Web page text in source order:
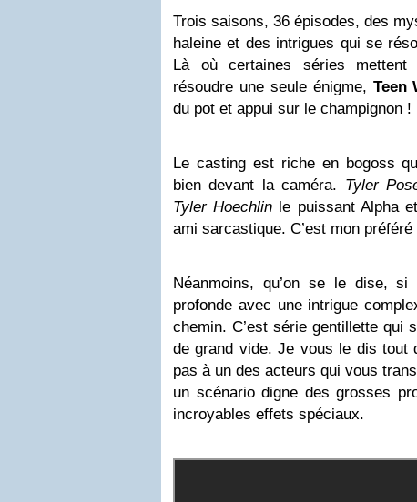
Trois saisons, 36 épisodes, des
haleine et des intrigues qui se
Là où certaines séries mettent
résoudre une seule énigme, Teen
du pot et appui sur le champignon !
Le casting est riche en bogoss
bien devant la caméra. Tyler
Tyler Hoechlin le puissant Alpha
ami sarcastique. C’est mon préféré
Néanmoins, qu’on se le dise,
profonde avec une intrigue
chemin. C’est série gentillette qui
de grand vide. Je vous le dis tout
pas à un des acteurs qui vous
un scénario digne des grosses
incroyables effets spéciaux.